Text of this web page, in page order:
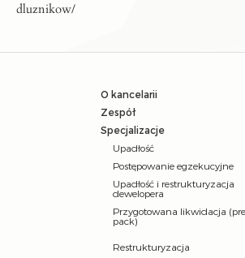
dluznikow/
O kancelarii
Zespół
Specjalizacje
Upadłość
Postępowanie egzekucyjne
Upadłość i restrukturyzacja
dewelopera
Przygotowana likwidacja
pack)
Restrukturyzacja